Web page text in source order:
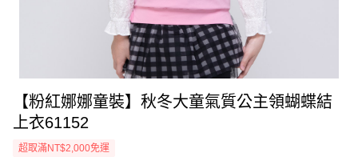
【粉紅娜娜童裝】秋冬大童氣質公主領蝴蝶結
上衣61152
超取滿NT$2,000免運